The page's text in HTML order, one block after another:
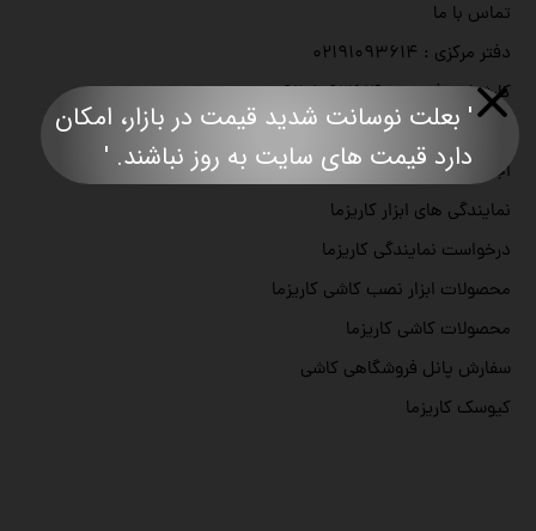
تماس با ما
دفتر مرکزی : ۰۲۱۹۱۰۹۳۶۱۴
کارشناس فروش : ۰۹۲۰۱۰۹۳۶۱۴
کارشناس فروش : ۰۹۳۷۱۰۹۳۶۱۴
اجاره ابزار کاشیکاری
نمایندگی های ابزار کاریزما
درخواست نمایندگی کاریزما
محصولات ابزار نصب کاشی کاریزما
محصولات کاشی کاریزما
سفارش پانل فروشگاهی کاشی
کیوسک کاریزما
' بعلت نوسانت شدید قیمت در بازار، امکان
دارد قیمت های سایت به روز نباشند. '​​​​​​​​​​​​​​